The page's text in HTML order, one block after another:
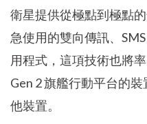
衛星提供從極點到極點
急使用的雙向傳訊、
用程式，這項技術也將
Gen 2 旗艦行動平台的
他裝置。